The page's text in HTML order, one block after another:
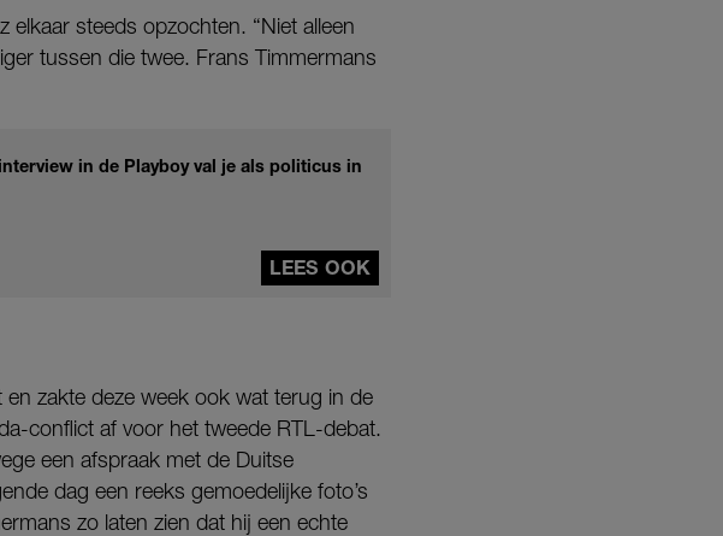
elkaar steeds opzochten. “Niet alleen
tussen die twee. Frans Timmermans
in de Playboy val je als politicus in
LEES OOK
zakte deze week ook wat terug in de
conflict af voor het tweede RTL-debat.
een afspraak met de Duitse
dag een reeks gemoedelijke foto’s
zo laten zien dat hij een echte